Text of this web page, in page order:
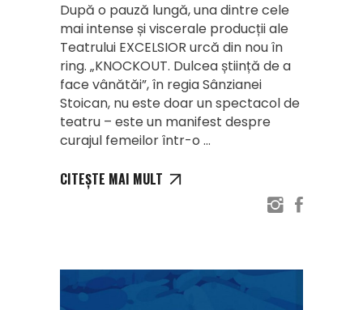
După o pauză lungă, una dintre cele
mai intense și viscerale producții ale
Teatrului EXCELSIOR urcă din nou în
ring. „KNOCKOUT. Dulcea știință de a
face vânătăi”, în regia Sânzianei
Stoican, nu este doar un spectacol de
teatru – este un manifest despre
curajul femeilor într-o
CITEȘTE MAI MULT